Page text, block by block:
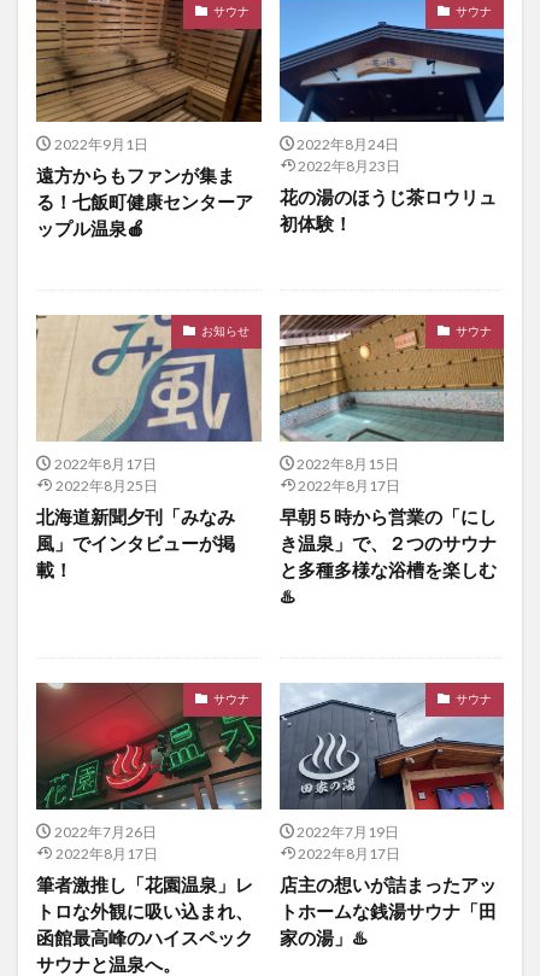
サウナ
2022年9月1日
遠方からもファンが集ま
る！七飯町健康センターア
ップル温泉🍎
サウナ
2022年8月24日
2022年8月23日
花の湯のほうじ茶ロウリュ
初体験！
お知らせ
2022年8月17日
2022年8月25日
北海道新聞夕刊「みなみ
風」でインタビューが掲
載！
サウナ
2022年8月15日
2022年8月17日
早朝５時から営業の「にし
き温泉」で、２つのサウナ
と多種多様な浴槽を楽しむ
♨️
サウナ
2022年7月26日
2022年8月17日
筆者激推し「花園温泉」レ
トロな外観に吸い込まれ、
函館最高峰のハイスペック
サウナと温泉へ。
サウナ
2022年7月19日
2022年8月17日
店主の想いが詰まったアッ
トホームな銭湯サウナ「田
家の湯」♨️